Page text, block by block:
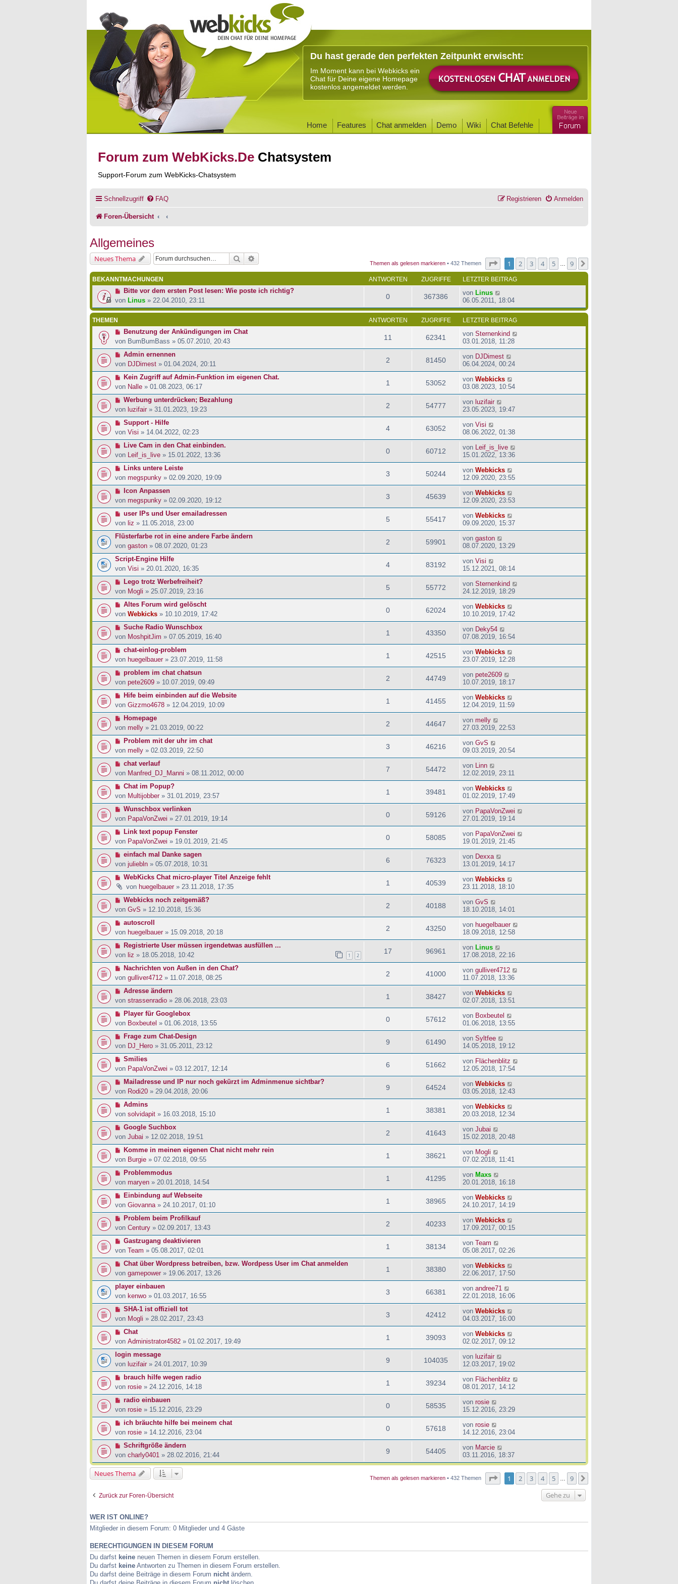
Du hast gerade den perfekten Zeitpunkt erwischt:
Im Moment kann bei Webkicks ein
Chat für Deine eigene Homepage
kostenlos angemeldet werden.
Home Features Chat anmelden Demo Wiki Chat Befehle
Forum zum WebKicks.De Chatsystem
Support-Forum zum WebKicks-Chatsystem
Schnellzugriff FAQ Anmelden
Registrieren
Foren-Übersicht
Allgemeines
Neues Thema Suche
Themen als gelesen markieren • 432 Themen Seite von9
1 2 3 4 5 9
BEKANNTMACHUNGEN ANTWORTEN ZUGRIFFE LETZTER BEITRAG
Bitte vor dem ersten Post lesen: Wie poste ich richtig?
von Linus » 22.04.2010, 23:11 0 367386 von Linus
06.05.2011, 18:04
THEMEN ANTWORTEN ZUGRIFFE LETZTER BEITRAG
Benutzung der Ankündigungen im Chat
von BumBumBass » 05.07.2010, 20:43 11 62341 von Sternenkind
03.01.2018, 11:28
Admin ernennen
von DJDimest » 01.04.2024, 20:11 2 81450 von DJDimest
06.04.2024, 00:24
Kein Zugriff auf Admin-Funktion im eigenen Chat.
von Nalle » 01.08.2023, 06:17 1 53052 von Webkicks
03.08.2023, 10:54
Werbung unterdrücken; Bezahlung
von luzifair » 31.01.2023, 19:23 2 54777 von luzifair
23.05.2023, 19:47
Support - Hilfe
von Visi » 14.04.2022, 02:23 4 63052 von Visi
08.06.2022, 01:38
Live Cam in den Chat einbinden.
von
Leif_is_live » 15.01.2022, 13:36 0 60712 von
Leif_is_live
15.01.2022, 13:36
Links untere Leiste
von megspunky » 02.09.2020, 19:09 3 50244 von Webkicks
12.09.2020, 23:55
Icon Anpassen
von megspunky » 02.09.2020, 19:12 3 45639 von Webkicks
12.09.2020, 23:53
user IPs und User emailadressen
von liz » 11.05.2018, 23:00 5 55417 von Webkicks
09.09.2020, 15:37
Flüsterfarbe rot in eine andere Farbe ändern
von gaston » 08.07.2020, 01:23 2 59901 von gaston
08.07.2020, 13:29
Script-Engine Hilfe
von Visi » 20.01.2020, 16:35 4 83192 von Visi
15.12.2021, 08:14
Lego trotz Werbefreiheit?
von Mogli » 25.07.2019, 23:16 5 55772 von Sternenkind
24.12.2019, 18:29
Altes Forum wird gelöscht
von Webkicks » 10.10.2019, 17:42 0 62024 von Webkicks
10.10.2019, 17:42
Suche Radio Wunschbox
von MoshpitJim » 07.05.2019, 16:40 1 43350 von Deky54
07.08.2019, 16:54
chat-einlog-problem
von huegelbauer» 23.07.2019, 11:58 1 42515 von Webkicks
23.07.2019, 12:28
problem im chat chatsun
von pete2609 » 10.07.2019, 09:49 2 44749 von pete2609
10.07.2019, 18:17
Hife beim einbinden auf die Website
von Gizzmo4678 » 12.04.2019, 10:09 1 41455 von Webkicks
12.04.2019, 11:59
Homepage
von melly » 21.03.2019, 00:22 2 44647 von melly
27.03.2019, 22:53
Problem mit der uhr im chat
von melly » 02.03.2019, 22:50 3 46216 von GvS
09.03.2019, 20:54
chat verlauf
von Manfred_DJ_Manni » 08.11.2012, 00:00 7 54472 von
Linn
12.02.2019, 23:11
Chat im Popup?
von Multijobber» 31.01.2019, 23:57 1 39481 von Webkicks
01.02.2019, 17:49
Wunschbox verlinken
von PapaVonZwei » 27.01.2019, 19:14 0 59126 von PapaVonZwei
27.01.2019, 19:14
Link text popup Fenster
von PapaVonZwei » 19.01.2019, 21:45 0 58085 von PapaVonZwei
19.01.2019, 21:45
einfach mal Danke sagen
von juliebln » 05.07.2018, 10:31 6 76323 von Dexxa
13.01.2019, 14:17
WebKicks Chat micro-player Titel Anzeige fehlt
von huegelbauer» 23.11.2018, 17:35 1 40539 von Webkicks
23.11.2018, 18:10
Webkicks noch zeitgemäß?
von GvS » 12.10.2018, 15:36 2 40188 von GvS
18.10.2018, 14:01
autoscroll
von huegelbauer» 15.09.2018, 20:18 2 43250 von huegelbauer
18.09.2018, 12:58
Registrierte User müssen irgendetwas ausfüllen ...
von liz » 18.05.2018, 10:42 1 2
17 96961 von Linus
17.08.2018, 22:16
Nachrichten von Außen in den Chat?
von gulliver4712 » 11.07.2018, 08:25 2 41000 von gulliver4712
11.07.2018, 13:36
Adresse ändern
von strassenradio » 28.06.2018, 23:03 1 38427 von Webkicks
02.07.2018, 13:51
Player für Googlebox
von Boxbeutel » 01.06.2018, 13:55 0 57612 von Boxbeutel
01.06.2018, 13:55
Frage zum Chat-Design
von DJ_Hero » 31.05.2011, 23:12 9 61490 von Syltfee
14.05.2018, 19:12
Smilies
von PapaVonZwei » 03.12.2017, 12:14 6 51662 von Flächenblitz
12.05.2018, 17:54
Mailadresse und IP nur noch gekürzt im Adminmenue sichtbar?
von Rodi20 » 29.04.2018, 20:06 9 64524 von Webkicks
03.05.2018, 12:43
Admins
von solvidapit » 16.03.2018, 15:10 1 38381 von Webkicks
20.03.2018, 12:34
Google Suchbox
von Jubai » 12.02.2018, 19:51 2 41643 von Jubai
15.02.2018, 20:48
Komme in meinen eigenen Chat nicht mehr rein
von Burgie » 07.02.2018, 09:55 1 38621 von Mogli
07.02.2018, 11:41
Problemmodus
von maryen » 20.01.2018, 14:54 1 41295 von Maxs
20.01.2018, 16:18
Einbindung auf Webseite
von Giovanna » 24.10.2017, 01:10 1 38965 von Webkicks
24.10.2017, 14:19
Problem beim Profilkauf
von Century » 02.09.2017, 13:43 2 40233 von Webkicks
17.09.2017, 00:15
Gastzugang deaktivieren
von Team » 05.08.2017, 02:01 1 38134 von Team
05.08.2017, 02:26
Chat über Wordpress betreiben, bzw. Wordpess User im Chat anmelden
von gamepower » 19.06.2017, 13:26 1 38380 von Webkicks
22.06.2017, 17:50
player einbauen
von kenwo » 01.03.2017, 16:55 3 66381 von andree71
22.01.2018, 16:06
SHA-1 ist offiziell tot
von Mogli » 28.02.2017, 23:43 3 42412 von Webkicks
04.03.2017, 16:00
Chat
von Administrator4582 » 01.02.2017, 19:49 1 39093 von Webkicks
02.02.2017, 09:12
login message
von luzifair » 24.01.2017, 10:39 9 104035 von luzifair
12.03.2017, 19:02
brauch hilfe wegen radio
von rosie » 24.12.2016, 14:18 1 39234 von Flächenblitz
08.01.2017, 14:12
radio einbauen
von rosie » 15.12.2016, 23:29 0 58535 von rosie
15.12.2016, 23:29
ich bräuchte hilfe bei meinem chat
von rosie » 14.12.2016, 23:04 0 57618 von rosie
14.12.2016, 23:04
Schriftgröße ändern
von charly0401 » 28.02.2016, 21:44 9 54405 von Marcie
03.11.2016, 18:37
Neues Thema Themen als gelesen markieren • 432 Themen Seite von9
1 2 3 4 5 9
Zurück zur Foren-Übersicht Gehe zu
WER IST ONLINE?
Mitglieder in diesem Forum: 0 Mitglieder und 4 Gäste
BERECHTIGUNGEN IN DIESEM FORUM
Du darfst keine neuen Themen in diesem Forum erstellen.
Du darfst keine Antworten zu Themen in diesem Forum erstellen.
Du darfst deine Beiträge in diesem Forum nicht ändern.